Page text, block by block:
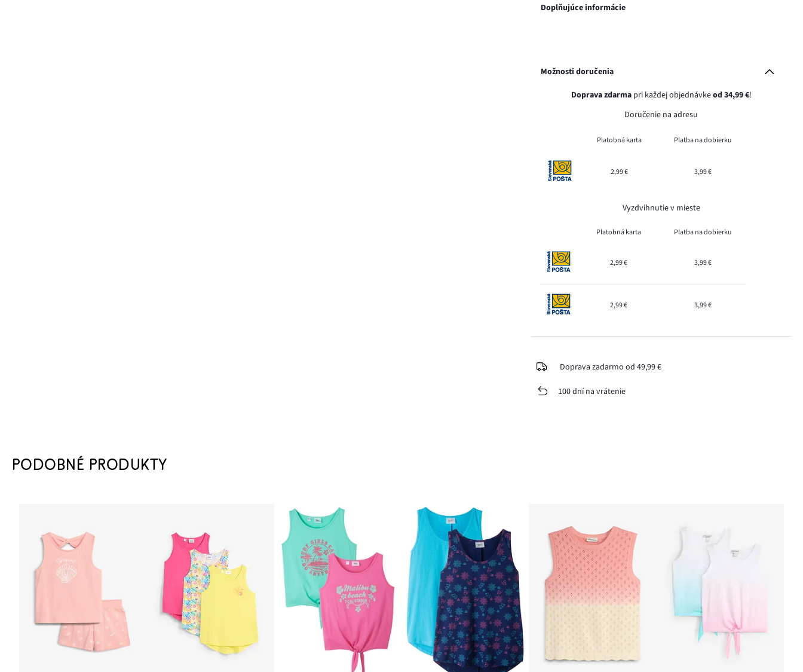
Doplňujúce informácie
Možnosti doručenia
Doprava zdarmapri každej objednávkeod 34,99 €!
Doručenie na adresu
Platobná karta Platba na dobierku
2,99 € 3,99 €
Vyzdvihnutie v mieste
Platobná karta Platba na dobierku
2,99 € 3,99 €
2,99 € 3,99 €
Doprava zadarmo od 49,99 €
100 dní na vrátenie
PODOBNÉ PRODUKTY